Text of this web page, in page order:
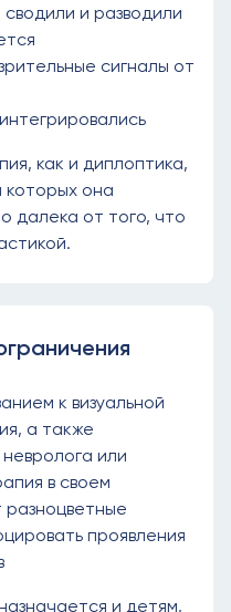
и разводили
сигналы от
как и диплоптика,
которых она
далека от того, что
к визуальной
а также
или
в своем
проявления
и детям,